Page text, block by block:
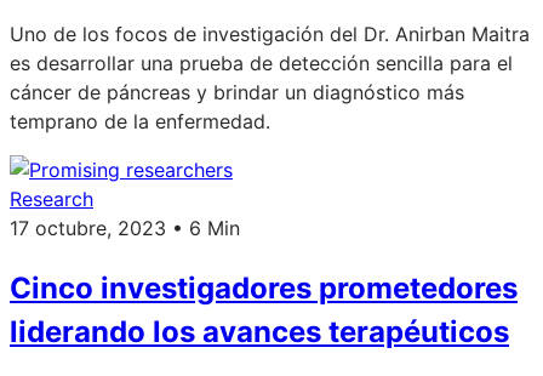
Uno de los focos de investigación del Dr. Anirban Maitra
es desarrollar una prueba de detección sencilla para el
cáncer de páncreas y brindar un diagnóstico más
temprano de la enfermedad.
Research
17 octubre, 2023 • 6 Min
Cinco investigadores prometedores
liderando los avances terapéuticos